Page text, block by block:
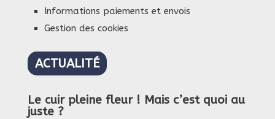
Informations paiements et envois
Gestion des cookies
ACTUALITÉ
Le cuir pleine fleur ! Mais c’est quoi au
juste ?